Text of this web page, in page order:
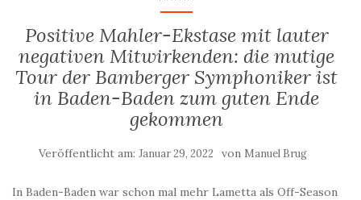
Positive Mahler-Ekstase mit lauter
negativen Mitwirkenden: die mutige
Tour der Bamberger Symphoniker ist
in Baden-Baden zum guten Ende
gekommen
Veröffentlicht am: Januar 29, 2022 von Manuel Brug
In Baden-Baden war schon mal mehr Lametta als Off-Season